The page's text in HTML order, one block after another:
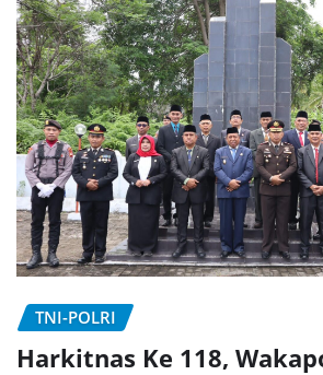
TNI-POLRI
Harkitnas Ke 118,